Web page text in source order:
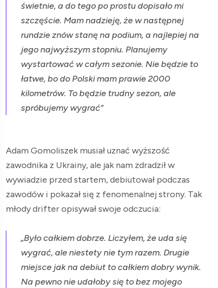
świetnie, a do tego po prostu dopisało mi
szczęście. Mam nadzieję, że w następnej
rundzie znów stanę na podium, a najlepiej na
jego najwyższym stopniu. Planujemy
wystartować w całym sezonie. Nie będzie to
łatwe, bo do Polski mam prawie 2000
kilometrów. To będzie trudny sezon, ale
spróbujemy wygrać”
Adam Gomoliszek musiał uznać wyższość
zawodnika z Ukrainy, ale jak nam zdradził w
wywiadzie przed startem, debiutował podczas
zawodów i pokazał się z fenomenalnej strony. Tak
młody drifter opisywał swoje odczucia:
„Było całkiem dobrze. Liczyłem, że uda się
wygrać, ale niestety nie tym razem. Drugie
miejsce jak na debiut to całkiem dobry wynik.
Na pewno nie udałoby się to bez mojego